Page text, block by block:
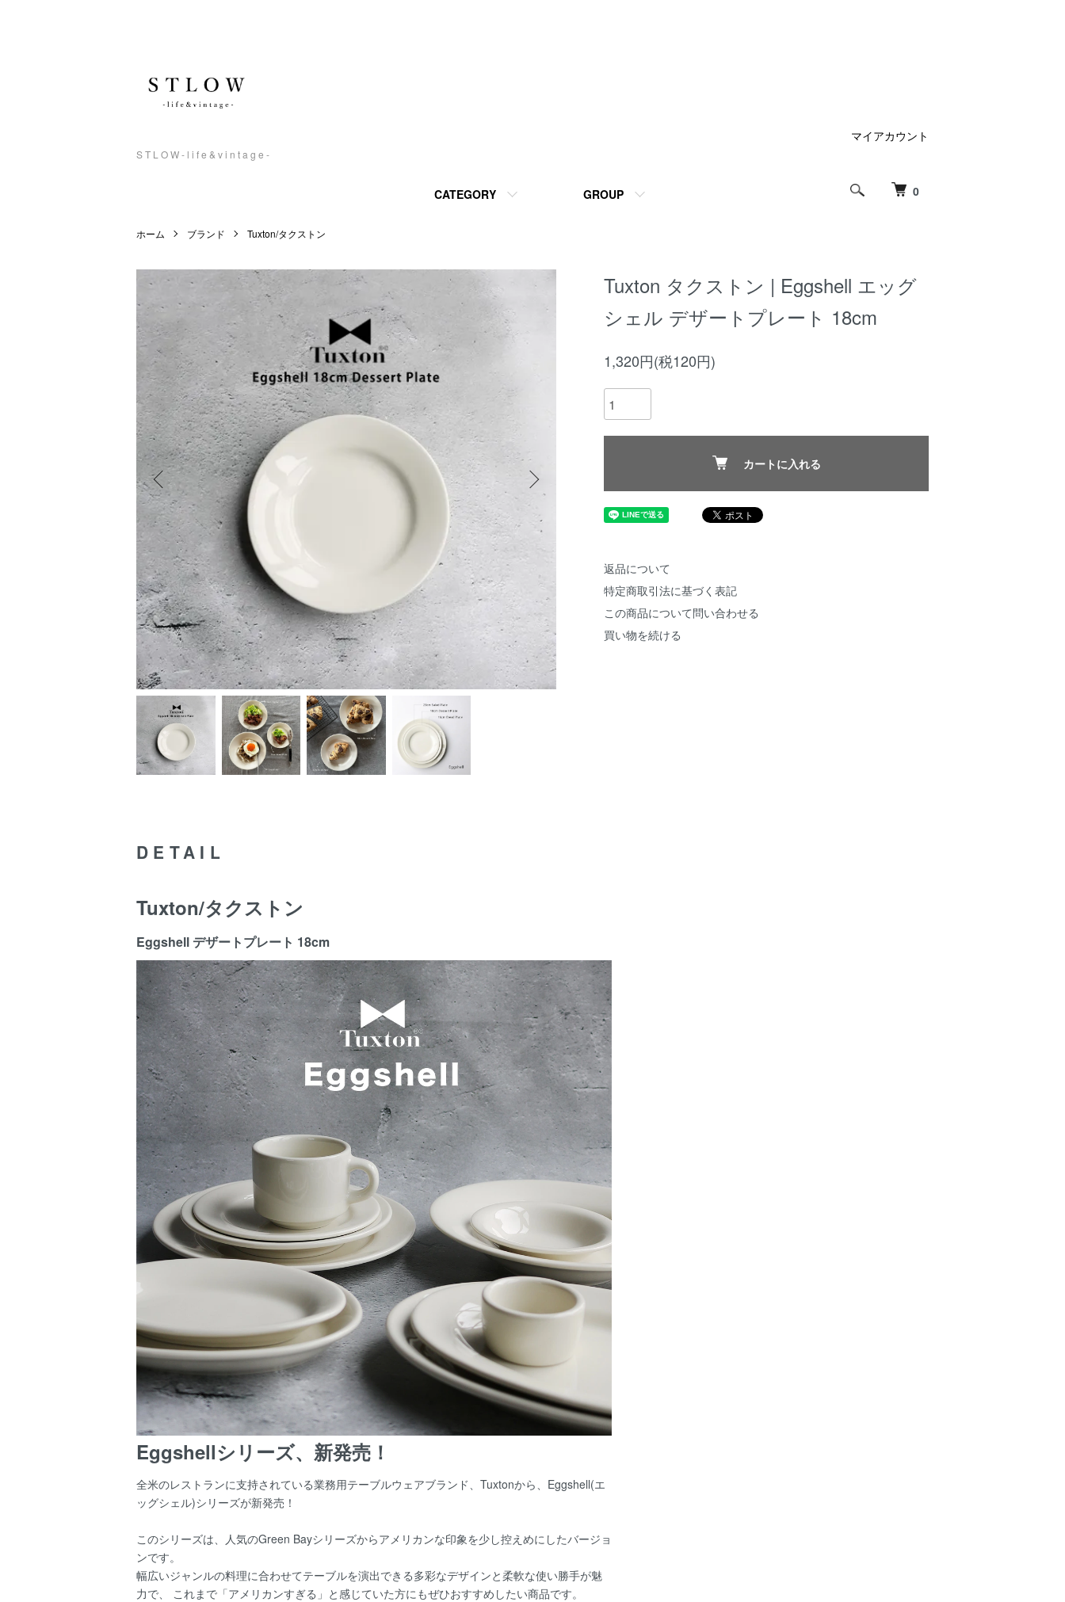
S T L O W - l i f e & v i n t a g e -
0
CATEGORY GROUP
マイアカウント
ホーム ブランド Tuxton/タクストン
Tuxton タクストン | Eggshell エッグ
シェル デザートプレート 18cm
1,320円(税120円)
カートに入れる
返品について
特定商取引法に基づく表記
この商品について問い合わせる
買い物を続ける
DETAIL
Tuxton/タクストン
Eggshell デザートプレート 18cm
Eggshellシリーズ、新発売！
全米のレストランに支持されている業務用テーブルウェアブランド、Tuxtonから、Eggshell(エ
ッグシェル)シリーズが新発売！
このシリーズは、人気のGreen Bayシリーズからアメリカンな印象を少し控えめにしたバージョ
ンです。
幅広いジャンルの料理に合わせてテーブルを演出できる多彩なデザインと柔軟な使い勝手が魅
力で、 これまで「アメリカンすぎる」と感じていた方にもぜひおすすめしたい商品です。